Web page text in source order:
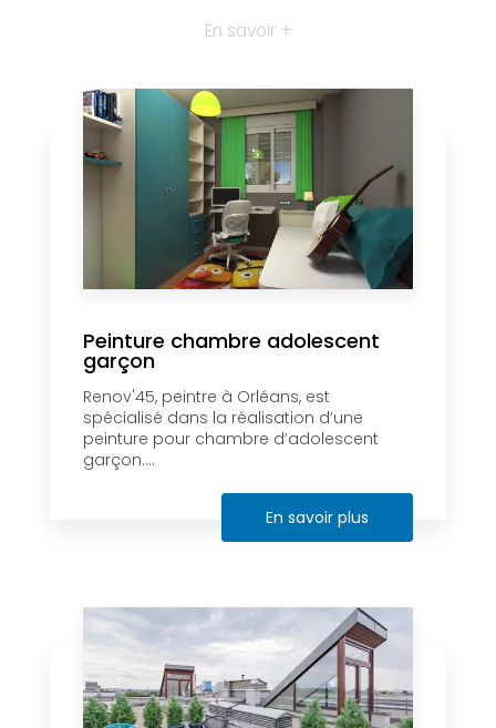
En savoir +
Peinture chambre adolescent
garçon
Renov'45, peintre à Orléans, est
spécialisé dans la réalisation d’une
peinture pour chambre d’adolescent
garçon....
En savoir plus